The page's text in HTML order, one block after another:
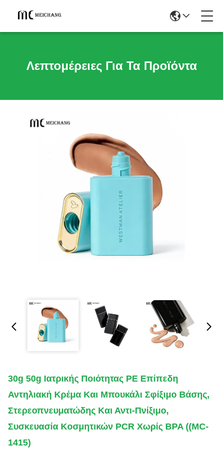
Λεπτομέρειες Για Τα Προϊόντα
30g 50g Ιατρικής Ποιότητας PE Επίπεδη
Αντηλιακή Κρέμα Και Μπουκάλι Σφίξιμο Βάσης,
Στερεοπνευματώδης Και Αντι-Πνίξιμο,
Συσκευασία Κοσμητικών PCR Χωρίς BPA ((MC-
1415)